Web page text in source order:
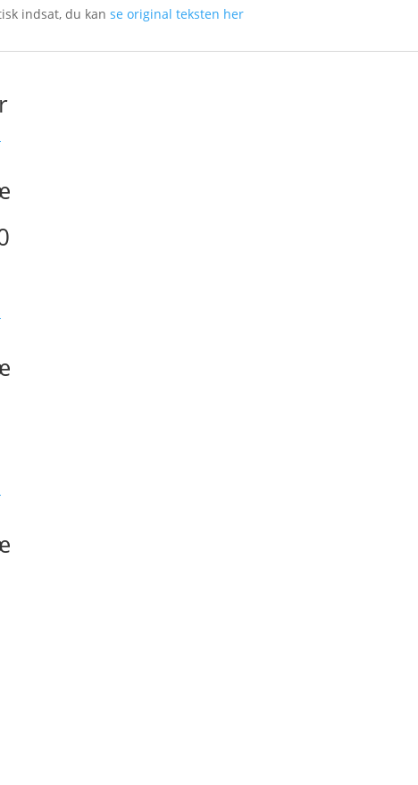
indsat, du kanse original teksten her